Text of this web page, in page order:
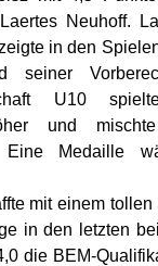
Neuhoff.
in den
seiner
U10
und
Medaille
mit einem
in den letzten
die BEM-